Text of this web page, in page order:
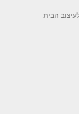
הבית